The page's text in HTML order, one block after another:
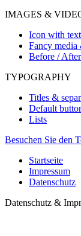
IMAGES &
Icon with text
Fancy media
Before / After
TYPOGRAPHY
Titles &
Default
Lists
Besuchen Sie den
Startseite
Impressum
Datenschutz
Datenschutz &